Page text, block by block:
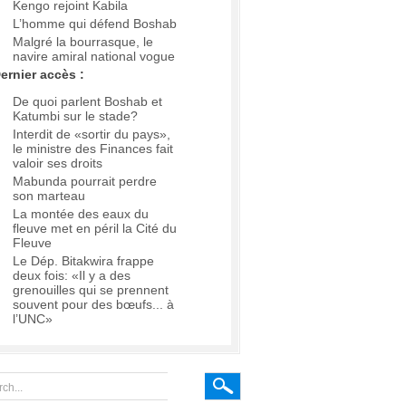
Kengo rejoint Kabila
L’homme qui défend Boshab
Malgré la bourrasque, le
navire amiral national vogue
accès :
De quoi parlent Boshab et
Katumbi sur le stade?
Interdit de «sortir du pays»,
le ministre des Finances fait
valoir ses droits
Mabunda pourrait perdre
son marteau
La montée des eaux du
fleuve met en péril la Cité du
Fleuve
Le Dép. Bitakwira frappe
deux fois: «Il y a des
grenouilles qui se prennent
souvent pour des bœufs... à
l’UNC»